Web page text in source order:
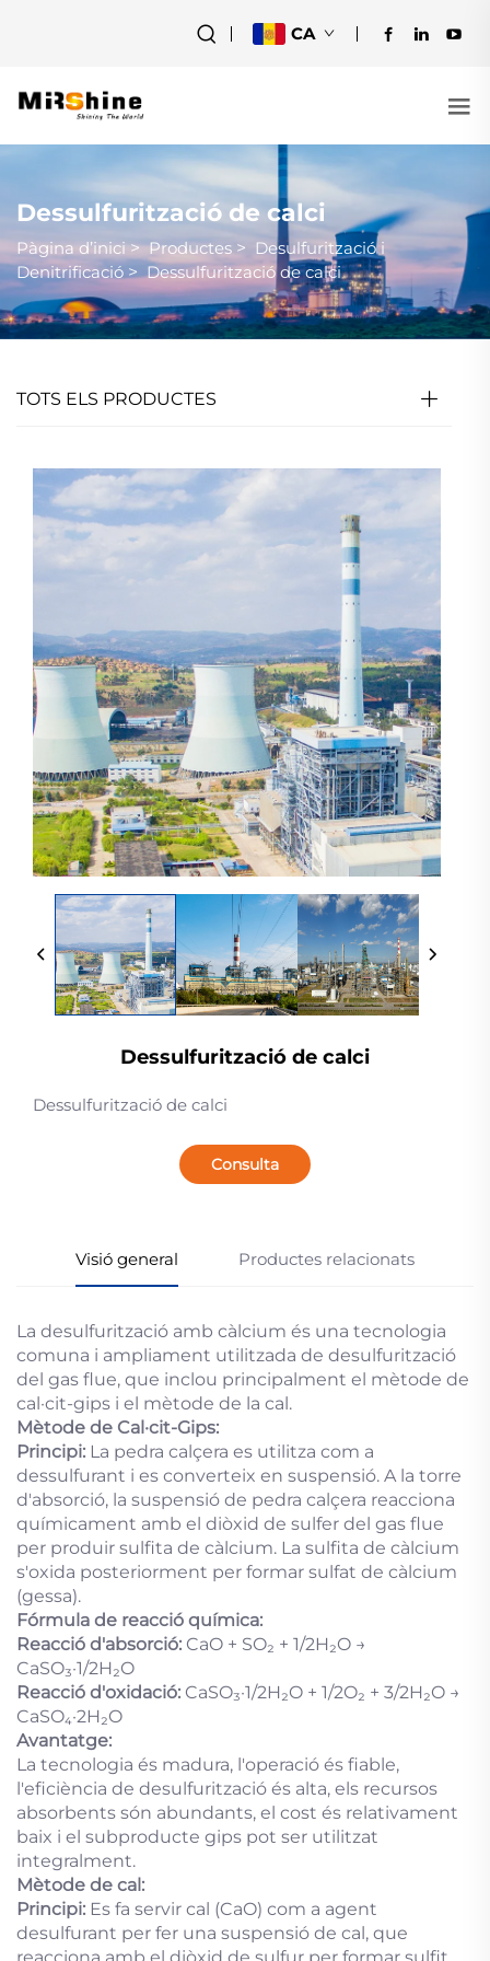
CA
Dessulfurització de calci
Pàgina d’inici>Productes > Desulfurització i
Denitrificació >Dessulfurització de calci
TOTS ELS PRODUCTES
Dessulfurització de calci
Dessulfurització de calci
Consulta
Visió general Productes relacionats
La desulfurització amb càlcium és una tecnologia
comuna i ampliament utilitzada de desulfurització
del gas flue, que inclou principalment el mètode de
cal·cit-gips i el mètode de la cal.
Mètode de Cal·cit-Gips:
Principi: La pedra calçera es utilitza com a
dessulfurant i es converteix en suspensió. A la torre
d'absorció, la suspensió de pedra calçera reacciona
químicament amb el diòxid de sulfer del gas flue
per produir sulfita de càlcium. La sulfita de càlcium
s'oxida posteriorment per formar sulfat de càlcium
(gessa).
Fórmula de reacció química:
Reacció d'absorció: CaO + SO₂ + 1/2H₂O →
CaSO₃·1/2H₂O
Reacció d'oxidació: CaSO₃·1/2H₂O + 1/2O₂ + 3/2H₂O →
CaSO₄·2H₂O
Avantatge:
La tecnologia és madura, l'operació és fiable,
l'eficiència de desulfurització és alta, els recursos
absorbents són abundants, el cost és relativament
baix i el subproducte gips pot ser utilitzat
integralment.
Mètode de cal:
Principi: Es fa servir cal (CaO) com a agent
desulfurant per fer una suspensió de cal, que